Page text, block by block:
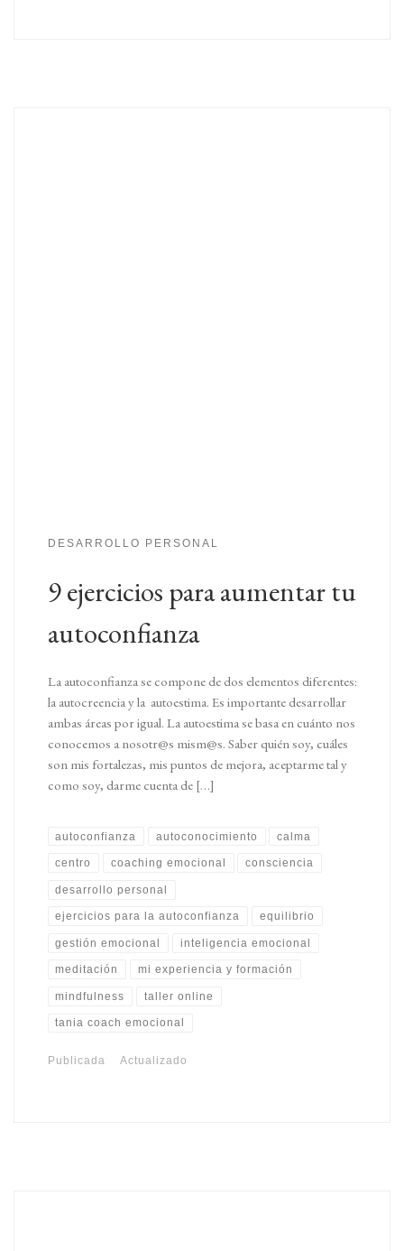
DESARROLLO PERSONAL
9 ejercicios para aumentar tu
autoconfianza
La autoconfianza se compone de dos elementos diferentes:
la autocreencia y la autoestima. Es importante desarrollar
ambas áreas por igual. La autoestima se basa en cuánto nos
conocemos a nosotr@s mism@s. Saber quién soy, cuáles
son mis fortalezas, mis puntos de mejora, aceptarme tal y
como soy, darme cuenta de […]
autoconfianza autoconocimiento calma
centro coaching emocional consciencia
desarrollo personal
ejercicios para la autoconfianza equilibrio
gestión emocional inteligencia emocional
meditación mi experiencia y formación
mindfulness taller online
tania coach emocional
Publicada Actualizado